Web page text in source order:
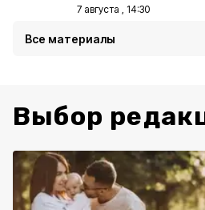
7 августа , 14:30
Все материалы
Выбор